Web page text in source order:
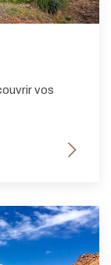
vos